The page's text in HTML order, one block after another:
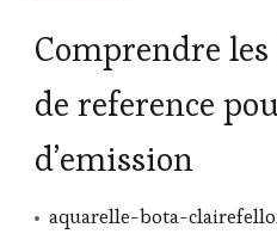
Comprendre les
de reference
d’emission
aquarelle-bota-